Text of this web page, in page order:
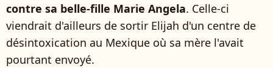
contre sa belle-fille Marie Angela. Celle-ci
viendrait d'ailleurs de sortir Elijah d'un centre de
désintoxication au Mexique où sa mère l'avait
pourtant envoyé.